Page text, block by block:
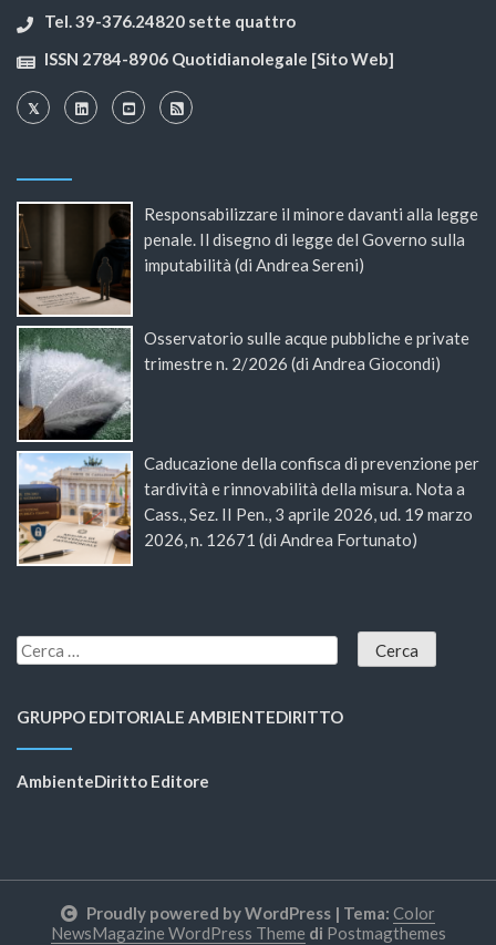
Tel. 39-376.24820 sette quattro
ISSN 2784-8906 Quotidianolegale [Sito Web]
Responsabilizzare il minore davanti alla legge
penale. Il disegno di legge del Governo sulla
imputabilità (di Andrea Sereni)
Osservatorio sulle acque pubbliche e private
trimestre n. 2/2026 (di Andrea Giocondi)
Caducazione della confisca di prevenzione per
tardività e rinnovabilità della misura. Nota a
Cass., Sez. II Pen., 3 aprile 2026, ud. 19 marzo
2026, n. 12671 (di Andrea Fortunato)
GRUPPO EDITORIALE AMBIENTEDIRITTO
AmbienteDiritto Editore
Proudly powered by WordPress | Tema: Color
NewsMagazine WordPress Theme di Postmagthemes